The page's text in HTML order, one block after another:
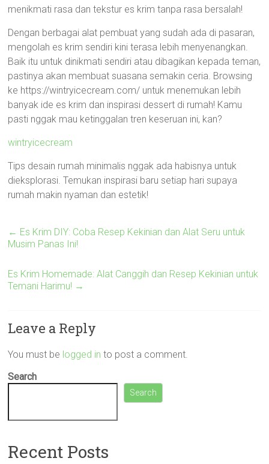
menikmati rasa dan tekstur es krim tanpa rasa bersalah!
Dengan berbagai alat pembuat yang sudah ada di pasaran,
mengolah es krim sendiri kini terasa lebih menyenangkan.
Baik itu untuk dinikmati sendiri atau dibagikan kepada teman,
pastinya akan membuat suasana semakin ceria. Browsing
ke https://wintryicecream.com/ untuk menemukan lebih
banyak ide es krim dan inspirasi dessert di rumah! Kamu
pasti nggak mau ketinggalan tren keseruan ini, kan?
wintryicecream
Tips desain rumah minimalis nggak ada habisnya untuk
dieksplorasi. Temukan inspirasi baru setiap hari supaya
rumah makin nyaman dan estetik!
← Es Krim DIY: Coba Resep Kekinian dan Alat Seru untuk
Musim Panas Ini!
Es Krim Homemade: Alat Canggih dan Resep Kekinian untuk
Temani Harimu! →
Leave a Reply
You must be logged in to post a comment.
Search
Search
Recent Posts